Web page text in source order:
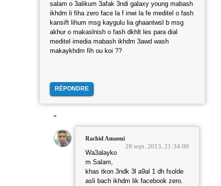
salam o 3alikum 3afak 3ndi galaxy young mabash
ikhdm li fiha zero face la f inwi la fe meditel o fash
kansift lihum msg kaygulu lia ghaantwsl b msg
akhur o makaslnish o fash dkhlt les para dial
meditel imedia mabash ikhdm 3awd wash
makaykhdm fih ou koi ??
RÉPONDRE
Rachid Amaoui
28 sept. 2013, 21:34:00
Wa3alayko
m Salam,
khas tkon 3ndk 3l a9al 1 dh fsolde
asli bach ikhdm lik facebook zero.